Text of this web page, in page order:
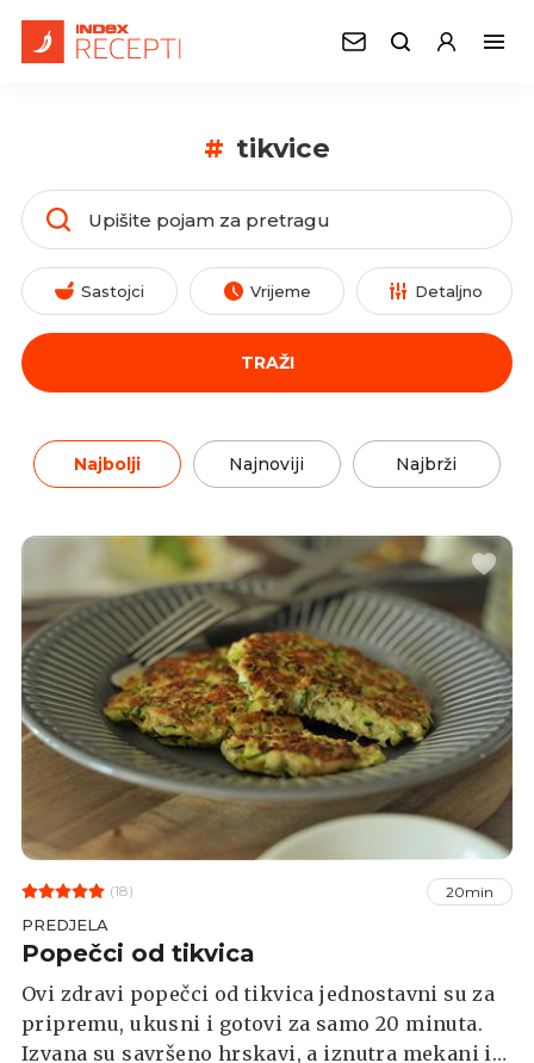
# tikvice
Sastojci Vrijeme Detaljno
TRAŽI
Najbolji Najnoviji Najbrži
(18) 20min
PREDJELA
Popečci od tikvica
Ovi zdravi popečci od tikvica jednostavni su za
pripremu, ukusni i gotovi za samo 20 minuta.
Izvana su savršeno hrskavi, a iznutra mekani i